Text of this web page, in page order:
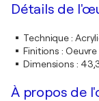
Détails de
Technique:
Finitions : Oeuvre
Dimensions :
À propos de